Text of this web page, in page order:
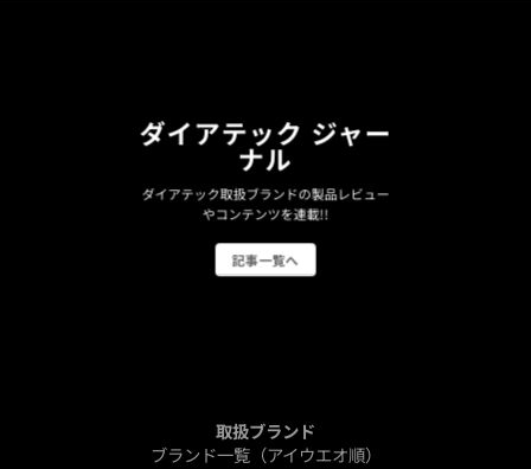
ダイアテック ジャー
ナル
ダイアテック取扱ブランドの製品レビュー
やコンテンツを連載!!
記事一覧へ
取扱ブランド
ブランド一覧（アイウエオ順）